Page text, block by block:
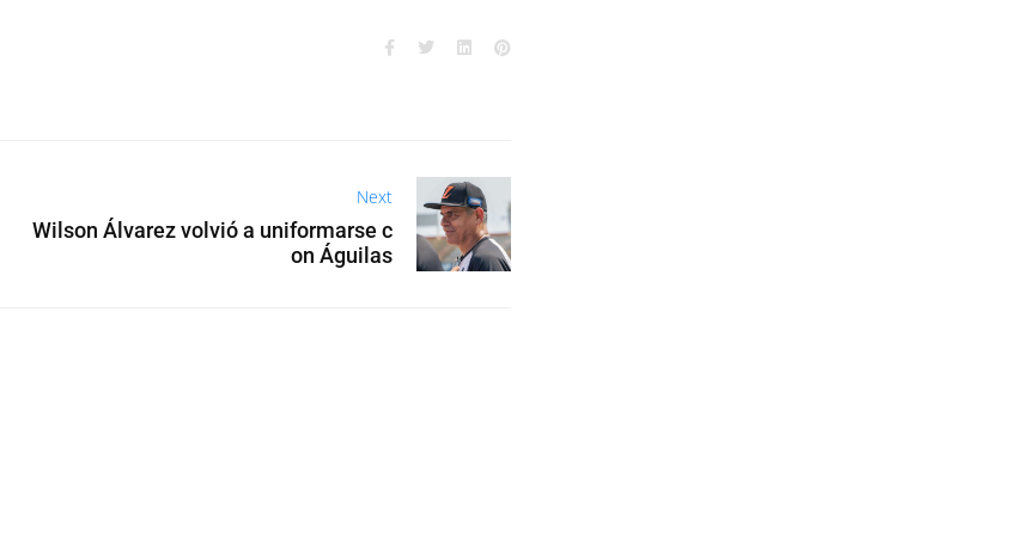
Next
Wilson Álvarez volvió a uniformarse c
on Águilas